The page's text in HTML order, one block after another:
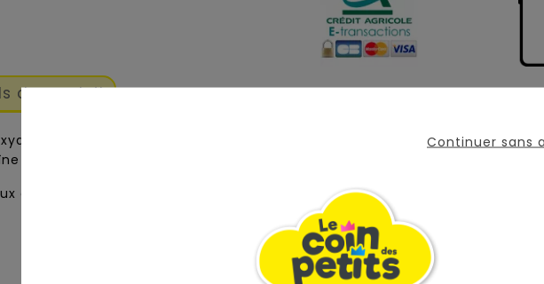
Continuer sans
du produit
avec ses perles noires est à allier avec un bola de grossesse pour
dispose de petites perles noires qui sauront sublimer votre bola.
à votre ventre, la chaîne mesure
110 cm de long et ajustable sur 15cm